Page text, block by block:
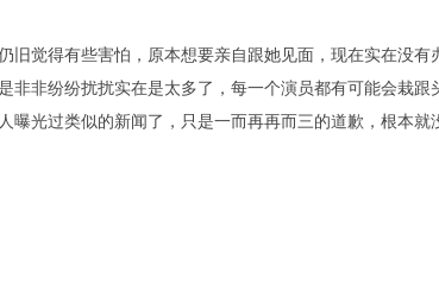
觉得有些害怕，原本想要亲自跟她见面，现在实在没
非非纷纷扰扰实在是太多了，每一个演员都有可能会栽
光过类似的新闻了，只是一而再再而三的道歉，根本